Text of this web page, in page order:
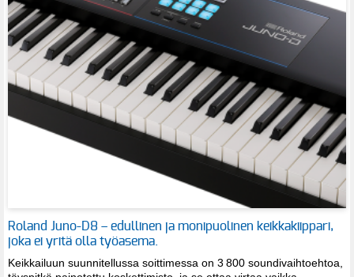
Roland Juno-D8 – edullinen ja monipuolinen keikkakiippari,
joka ei yritä olla työasema.
Keikkailuun suunnitellussa soittimessa on 3 800 soundivaihtoehtoa,